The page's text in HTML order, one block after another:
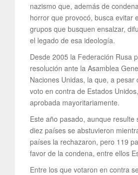
nazismo que, además de
horror que provocó, busca evitar
grupos que busquen ensalzar,
el legado de esa ideología.
Desde 2005 la Federación Rusa
resolución ante la Asamblea
Naciones Unidas, la que, a pesar
voto en contra de Estados
aprobada mayoritariamente.
Este año pasado, aunque resulte
diez países se abstuvieron
países la rechazaron, pero 119
favor de la condena, entre ellos
Entre los que votaron en contra